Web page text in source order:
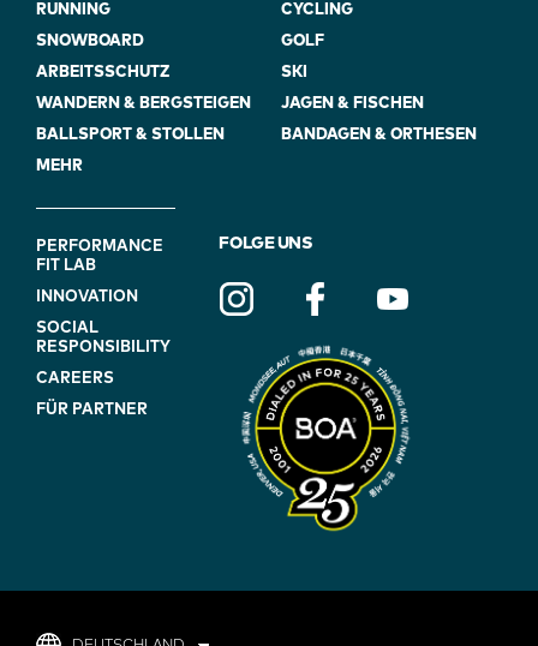
RUNNING
CYCLING
SNOWBOARD
GOLF
ARBEITSSCHUTZ
SKI
WANDERN & BERGSTEIGEN
JAGEN & FISCHEN
BALLSPORT & STOLLEN
BANDAGEN & ORTHESEN
MEHR
FOOTER
NAVIGATION
(ON
BLUE)
PERFORMANCE
FIT LAB
INNOVATION
SOCIAL
RESPONSIBILITY
CAREERS
FÜR PARTNER
FOLGE UNS